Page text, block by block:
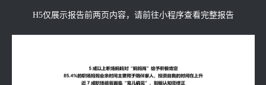
H5仅展示报告前两页内容，请前往小程序查看完整报告